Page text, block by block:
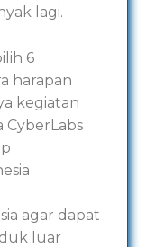
lagi.
6
harapan
kegiatan
agar dapat
luar